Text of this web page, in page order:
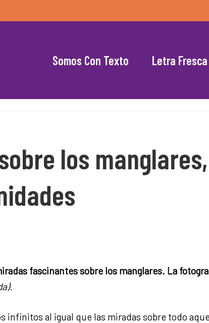
Somos Con Texto Letra Fresca
los
fascinantes sobre los manglares. La
.
infinitos al igual que las miradas sobre todo